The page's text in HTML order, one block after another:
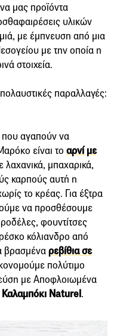
μας προϊόντα
υλικών
με έμπνευση από μια
με την οποία η
στοιχεία.
παραλλαγές:
που αγαπούν να
είναι το αρνί με
λαχανικά, μπαχαρικά,
καρπούς αυτή η
το κρέας. Για έξτρα
να προσθέσουμε
φουντίτσες
κόλιανδρο από
βρασμέναρεβίθια σε
πολύτιμο
με Αποφλοιωμένα
Καλαμπόκι Naturel.